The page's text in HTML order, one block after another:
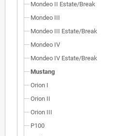
Mondeo II Estate/Break
Mondeo III
Mondeo III Estate/Break
Mondeo IV
Mondeo IV Estate/Break
Mustang
Orion I
Orion II
Orion III
P100